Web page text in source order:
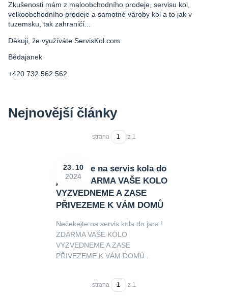
Zkušenosti mám z maloobchodního prodeje, servisu kol,
velkoobchodního prodeje a samotné vároby kol a to jak v
tuzemsku, tak zahraničí...
Děkuji, že využíváte ServisKol.com
Bědajanek
+420 732 562 562
Nejnovější články
strana z 1
Nečekejte na servis kola do
jara ! ZDARMA VAŠE KOLO
VYZVEDNEME A ZASE
PŘIVEZEME K VÁM DOMŮ
23
10
2024
Nečekejte na servis kola do jara !
ZDARMA VAŠE KOLO
VYZVEDNEME A ZASE
PŘIVEZEME K VÁM DOMŮ .
strana z 1